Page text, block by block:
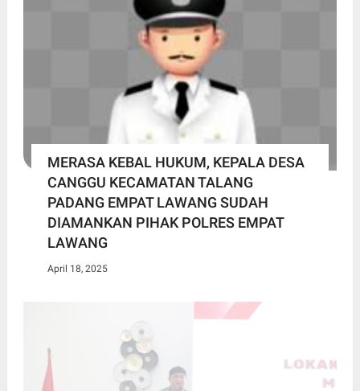
MERASA KEBAL HUKUM, KEPALA DESA
CANGGU KECAMATAN TALANG
PADANG EMPAT LAWANG SUDAH
DIAMANKAN PIHAK POLRES EMPAT
LAWANG
April 18, 2025